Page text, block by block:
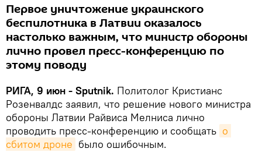
Первое уничтожение украинского
беспилотника в Латвии оказалось
настолько важным, что министр обороны
лично провел пресс-конференцию по
этому поводу
РИГА, 9 июн - Sputnik. Политолог Кристианс
Розенвалдс заявил, что решение нового министра
обороны Латвии Райвиса Мелниса лично
проводить пресс-конференцию и сообщать о
сбитом дроне было ошибочным.